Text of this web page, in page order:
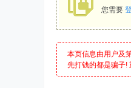
您需要
本页信息由用户及
先打钱的都是骗子!